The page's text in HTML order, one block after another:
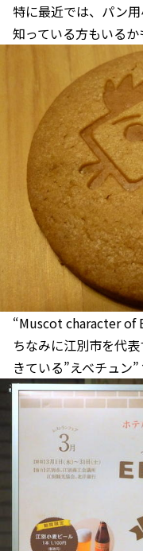
特に最近では、パン
知っている方もいるか
“Muscot character of
ちなみに江別市を代
きている”えべチュン